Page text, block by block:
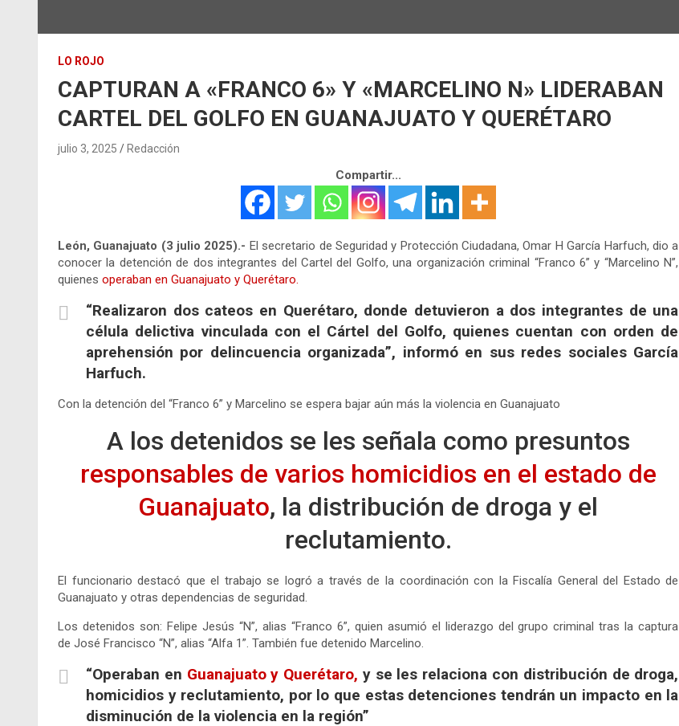
LO ROJO
CAPTURAN A «FRANCO 6» Y «MARCELINO N» LIDERABAN
CARTEL DEL GOLFO EN GUANAJUATO Y QUERÉTARO
julio 3, 2025 Redacción
Compartir...
León, Guanajuato (3 julio 2025).- El secretario de Seguridad y Protección Ciudadana, Omar H García Harfuch, dio a
conocer la detención de dos integrantes del Cartel del Golfo, una organización criminal “Franco 6” y “Marcelino N”,
quienes operaban en Guanajuato y Querétaro.
“Realizaron dos cateos en Querétaro, donde detuvieron a dos integrantes de una
célula delictiva vinculada con el Cártel del Golfo, quienes cuentan con orden de
aprehensión por delincuencia organizada”, informó en sus redes sociales García
Harfuch.
Con la detención del “Franco 6” y Marcelino se espera bajar aún más la violencia en Guanajuato
A los detenidos se les señala como presuntos
responsables de varios homicidios en el estado de
Guanajuato, la distribución de droga y el
reclutamiento.
El funcionario destacó que el trabajo se logró a través de la coordinación con la Fiscalía General del Estado de
Guanajuato y otras dependencias de seguridad.
Los detenidos son: Felipe Jesús “N”, alias “Franco 6”, quien asumió el liderazgo del grupo criminal tras la captura
de José Francisco “N”, alias “Alfa 1”. También fue detenido Marcelino.
“Operaban en Guanajuato y Querétaro, y se les relaciona con distribución de droga,
homicidios y reclutamiento, por lo que estas detenciones tendrán un impacto en la
disminución de la violencia en la región”